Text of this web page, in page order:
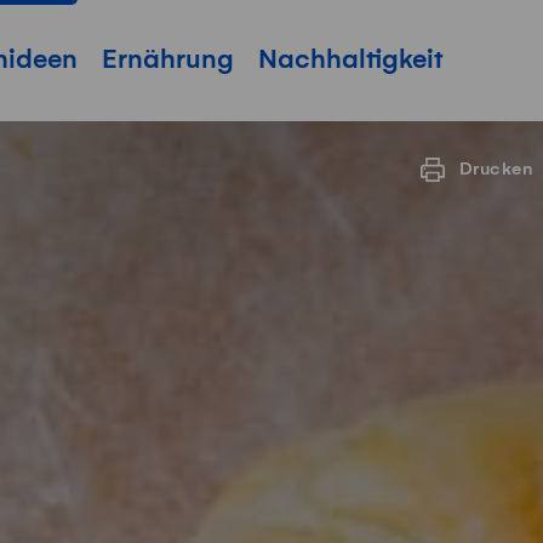
Ernährung Nachhaltigkeit
Drucken